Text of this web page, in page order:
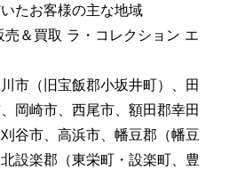
たお客様の主な地域
＆買取 ラ・コレクション エ
市（旧宝飯郡小坂井町）、田
岡崎市、西尾市、額田郡幸田
谷市、高浜市、幡豆郡（幡豆
設楽郡（東栄町・設楽町、豊